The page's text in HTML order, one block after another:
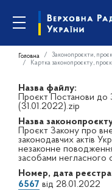
Головна Законопроєкти,
Картка законопроєкту,
Назва файлу:
Проєкт Постанови до
(31.01.2022).zip
Назва
Проєкт Закону про
законодавчих актів
незаконне
засобами негласного
Номер, дата
6567 від 28.01.2022